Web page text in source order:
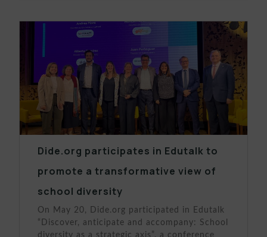
Dide.org participates in Edutalk to
promote a transformative view of
school diversity
On May 20, Dide.org participated in Edutalk
“Discover, anticipate and accompany: School
diversity as a strategic axis”, a conference